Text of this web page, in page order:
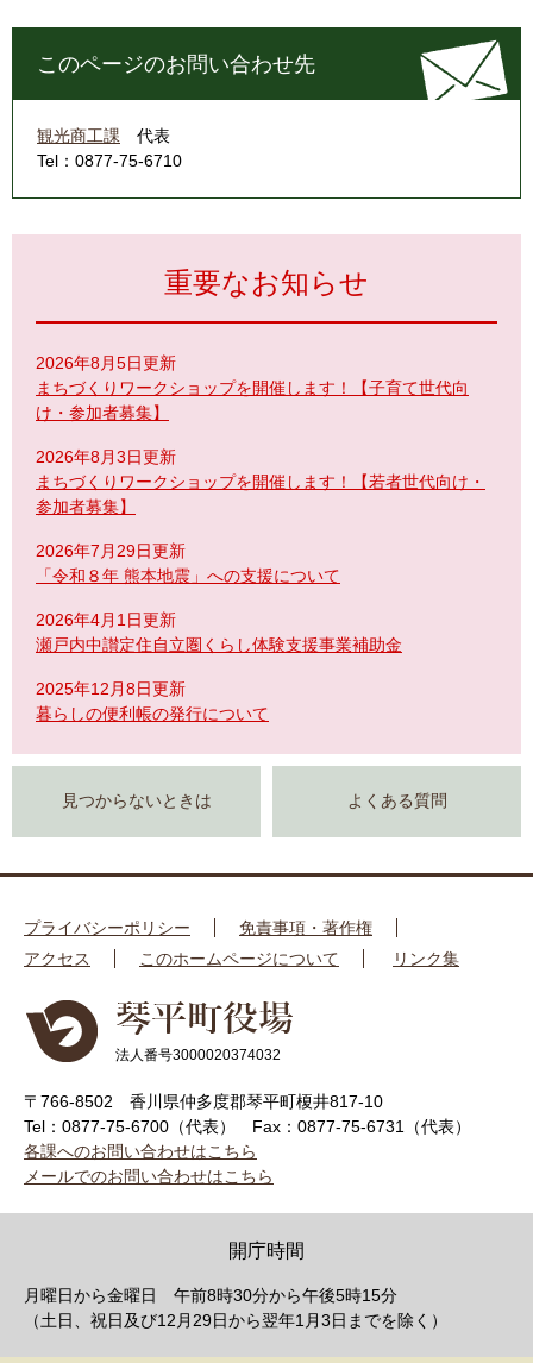
このページのお問い合わせ先
観光商工課
代表
Tel：0877-75-6710
重要なお知らせ
2026年8月5日更新
まちづくりワークショップを開催します！【子育て世代向
け・参加者募集】
2026年8月3日更新
まちづくりワークショップを開催します！【若者世代向け・
参加者募集】
2026年7月29日更新
「令和８年 熊本地震」への支援について
2026年4月1日更新
瀬戸内中讃定住自立圏くらし体験支援事業補助金
2025年12月8日更新
暮らしの便利帳の発行について
見つからないときは よくある質問
プライバシーポリシー
免責事項・著作権
アクセス
このホームページについて リンク集
法人番号3000020374032
〒766-8502 香川県仲多度郡琴平町榎井817-10
Tel：0877-75-6700（代表）
Fax：0877-75-6731（代表）
各課へのお問い合わせはこちら
メールでのお問い合わせはこちら
開庁時間
月曜日から金曜日 午前8時30分から午後5時15分
（土日、祝日及び12月29日から翌年1月3日までを除く）